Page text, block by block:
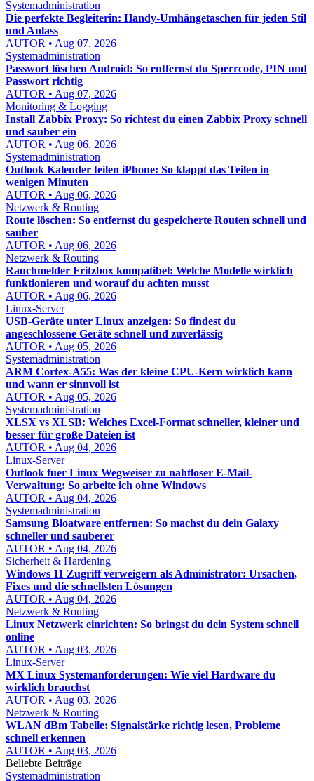
Systemadministration
Die perfekte Begleiterin: Handy-Umhängetaschen für jeden Stil
und Anlass
AUTOR • Aug 07, 2026
Systemadministration
Passwort löschen Android: So entfernst du Sperrcode, PIN und
Passwort richtig
AUTOR • Aug 07, 2026
Monitoring & Logging
Install Zabbix Proxy: So richtest du einen Zabbix Proxy schnell
und sauber ein
AUTOR • Aug 06, 2026
Systemadministration
Outlook Kalender teilen iPhone: So klappt das Teilen in
wenigen Minuten
AUTOR • Aug 06, 2026
Netzwerk & Routing
Route löschen: So entfernst du gespeicherte Routen schnell und
sauber
AUTOR • Aug 06, 2026
Netzwerk & Routing
Rauchmelder Fritzbox kompatibel: Welche Modelle wirklich
funktionieren und worauf du achten musst
AUTOR • Aug 06, 2026
Linux-Server
USB-Geräte unter Linux anzeigen: So findest du
angeschlossene Geräte schnell und zuverlässig
AUTOR • Aug 05, 2026
Systemadministration
ARM Cortex-A55: Was der kleine CPU-Kern wirklich kann
und wann er sinnvoll ist
AUTOR • Aug 05, 2026
Systemadministration
XLSX vs XLSB: Welches Excel-Format schneller, kleiner und
besser für große Dateien ist
AUTOR • Aug 04, 2026
Linux-Server
Outlook fuer Linux Wegweiser zu nahtloser E-Mail-
Verwaltung: So arbeite ich ohne Windows
AUTOR • Aug 04, 2026
Systemadministration
Samsung Bloatware entfernen: So machst du dein Galaxy
schneller und sauberer
AUTOR • Aug 04, 2026
Sicherheit & Hardening
Windows 11 Zugriff verweigern als Administrator: Ursachen,
Fixes und die schnellsten Lösungen
AUTOR • Aug 04, 2026
Netzwerk & Routing
Linux Netzwerk einrichten: So bringst du dein System schnell
online
AUTOR • Aug 03, 2026
Linux-Server
MX Linux Systemanforderungen: Wie viel Hardware du
wirklich brauchst
AUTOR • Aug 03, 2026
Netzwerk & Routing
WLAN dBm Tabelle: Signalstärke richtig lesen, Probleme
schnell erkennen
AUTOR • Aug 03, 2026
Beliebte Beiträge
Systemadministration